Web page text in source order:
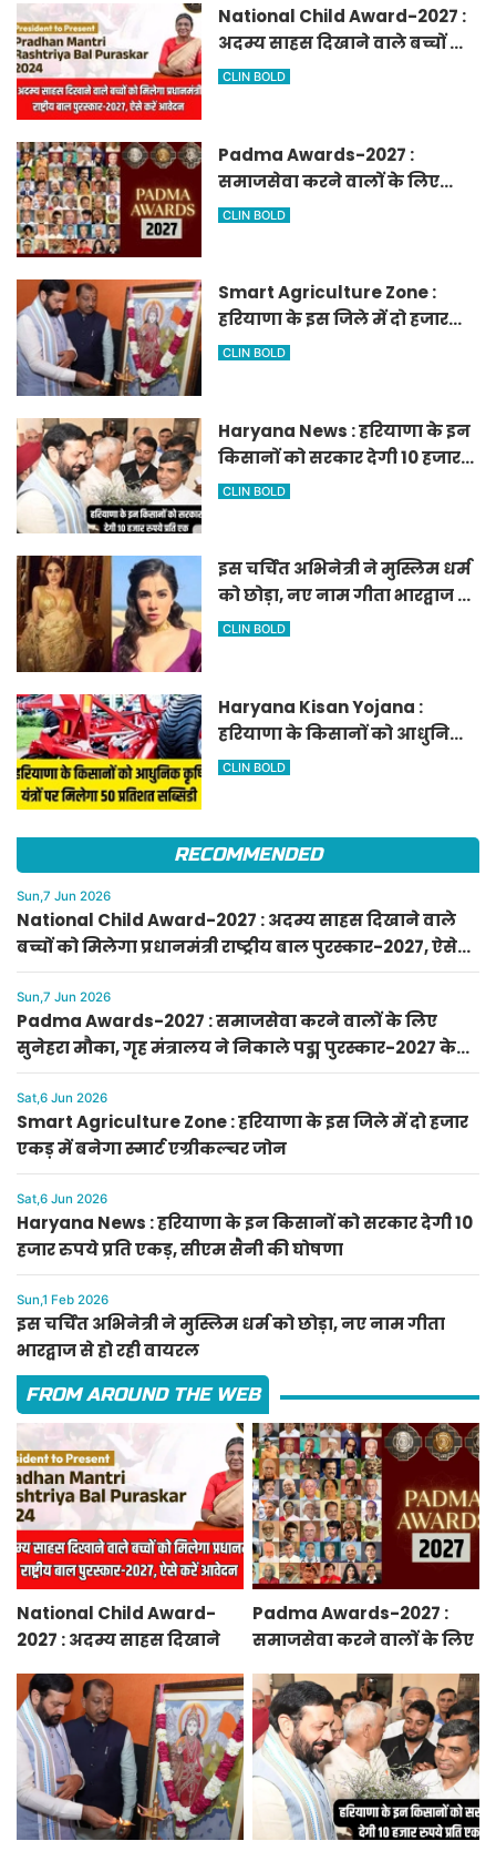
National Child Award-2027 :
अदम्य साहस दिखाने वाले बच्चों को
मिलेगा प्रधानमंत्री राष्ट्रीय बाल
CLIN BOLD
Padma Awards-2027 :
समाजसेवा करने वालों के लिए
सुनेहरा मौका, गृह मंत्रालय ने
CLIN BOLD
Smart Agriculture Zone :
हरियाणा के इस जिले में दो हजार
एकड़ में बनेगा स्मार्ट एग्रीकल्चर
CLIN BOLD
Haryana News : हरियाणा के इन
किसानों को सरकार देगी 10 हजार
रुपये प्रति एकड़, सीएम सैनी की
CLIN BOLD
इस चर्चित अभिनेत्री ने मुस्लिम धर्म
को छोड़ा, नए नाम गीता भारद्वाज से
हो रही वायरल
CLIN BOLD
Haryana Kisan Yojana :
हरियाणा के किसानों को आधुनिक
कृषि यंत्रों पर मिलेगा 50 प्रतिशत
CLIN BOLD
RECOMMENDED
Sun,7 Jun 2026
National Child Award-2027 : अदम्य साहस दिखाने वाले
बच्चों को मिलेगा प्रधानमंत्री राष्ट्रीय बाल पुरस्कार-2027, ऐसे
करें आवेदन
Sun,7 Jun 2026
Padma Awards-2027 : समाजसेवा करने वालों के लिए
सुनेहरा मौका, गृह मंत्रालय ने निकाले पद्म पुरस्कार-2027 के
लिए आवेदन
Sat,6 Jun 2026
Smart Agriculture Zone : हरियाणा के इस जिले में दो हजार
एकड़ में बनेगा स्मार्ट एग्रीकल्चर जोन
Sat,6 Jun 2026
Haryana News : हरियाणा के इन किसानों को सरकार देगी 10
हजार रुपये प्रति एकड़, सीएम सैनी की घोषणा
Sun,1 Feb 2026
इस चर्चित अभिनेत्री ने मुस्लिम धर्म को छोड़ा, नए नाम गीता
भारद्वाज से हो रही वायरल
FROM AROUND THE WEB
National Child Award-
2027 : अदम्य साहस दिखाने
प्रधानमंत्री राष्ट्रीय बाल
पुरस्कार-2027, ऐसे करें
आवेदन
Padma Awards-2027 :
समाजसेवा करने वालों के लिए
निकाले पद्म पुरस्कार-2027 के
लिए आवेदन